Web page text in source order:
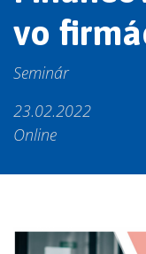
vo
Seminár
23.02.2022
Online